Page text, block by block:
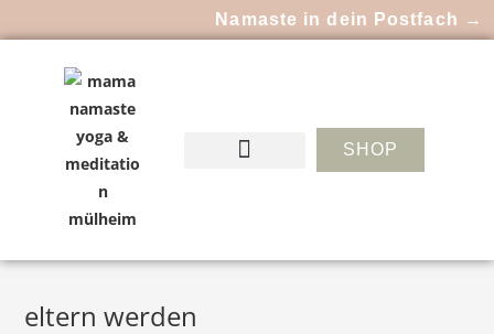
Namaste in dein Postfach →
SHOP
eltern werden